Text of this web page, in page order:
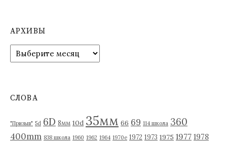
АРХИВЫ
р
в
СЛОВА
"Призыв" 5d 6D 8мм 10d 35мм 66 69 114 школа 360
400mm 838 школа 1960 1962 1964 1970е 1972 1973 1975 1977 1978